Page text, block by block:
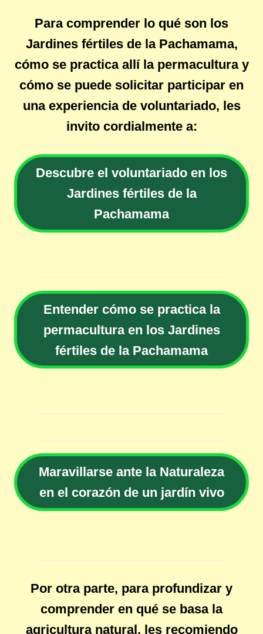
Para comprender lo qué son los
Jardines fértiles de la Pachamama,
cómo se practica allí la permacultura y
cómo se puede solicitar participar en
una experiencia de voluntariado, les
invito cordialmente a:
Descubre el voluntariado en los
Jardines fértiles de la
Pachamama
Entender cómo se practica la
permacultura en los Jardines
fértiles de la Pachamama
Maravillarse ante la Naturaleza
en el corazón de un jardín vivo
Por otra parte, para profundizar y
comprender en qué se basa la
agricultura natural, les recomiendo